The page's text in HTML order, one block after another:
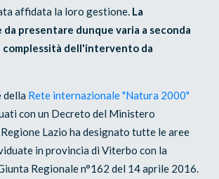
affidata la loro gestione. La
presentare dunque varia a seconda
complessità dell'intervento da
della Rete internazionale "Natura 2000"
con un Decreto del Ministero
Lazio ha designato tutte le aree
in provincia di Viterbo con la
Regionale n°162 del 14 aprile 2016.